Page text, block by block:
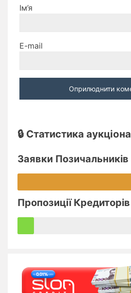
Ім’я
E-mail
🔒 Статистика аукціона
Заявки Позичальників
Пропозиції Кредиторів